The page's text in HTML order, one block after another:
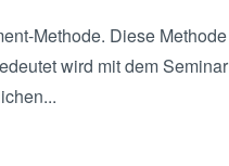
Methode. Diese Methode
wird mit dem Seminar